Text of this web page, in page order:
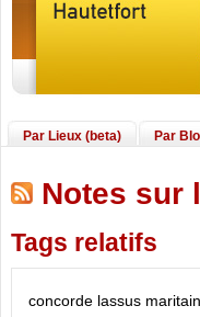
Par Lieux (beta) Par
Notes sur
Tags relatifs
concorde lassus maritain